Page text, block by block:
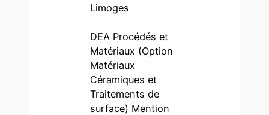
Limoges
DEA Procédés et
Matériaux (Option
Matériaux
Céramiques et
Traitements de
surface) Mention